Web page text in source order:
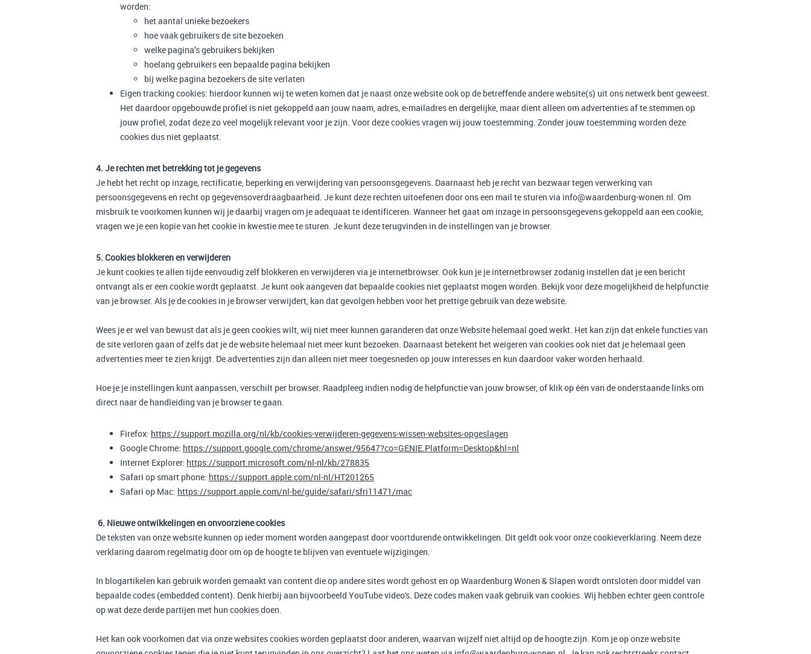
worden:
het aantal unieke bezoekers
hoe vaak gebruikers de site bezoeken
welke pagina’s gebruikers bekijken
hoelang gebruikers een bepaalde pagina bekijken
bij welke pagina bezoekers de site verlaten
Eigen tracking cookies: hierdoor kunnen wij te weten komen dat je naast onze website ook op de betreffende andere website(s) uit ons netwerk bent geweest.
Het daardoor opgebouwde profiel is niet gekoppeld aan jouw naam, adres, e-mailadres en dergelijke, maar dient alleen om advertenties af te stemmen op
jouw profiel, zodat deze zo veel mogelijk relevant voor je zijn. Voor deze cookies vragen wij jouw toestemming. Zonder jouw toestemming worden deze
cookies dus niet geplaatst.
4. Je rechten met betrekking tot je gegevens
Je hebt het recht op inzage, rectificatie, beperking en verwijdering van persoonsgegevens. Daarnaast heb je recht van bezwaar tegen verwerking van
persoonsgegevens en recht op gegevensoverdraagbaarheid. Je kunt deze rechten uitoefenen door ons een mail te sturen via info@waardenburg-wonen.nl. Om
misbruik te voorkomen kunnen wij je daarbij vragen om je adequaat te identificeren. Wanneer het gaat om inzage in persoonsgegevens gekoppeld aan een cookie,
vragen we je een kopie van het cookie in kwestie mee te sturen. Je kunt deze terugvinden in de instellingen van je browser.
5. Cookies blokkeren en verwijderen
Je kunt cookies te allen tijde eenvoudig zelf blokkeren en verwijderen via je internetbrowser. Ook kun je je internetbrowser zodanig instellen dat je een bericht
ontvangt als er een cookie wordt geplaatst. Je kunt ook aangeven dat bepaalde cookies niet geplaatst mogen worden. Bekijk voor deze mogelijkheid de helpfunctie
van je browser. Als je de cookies in je browser verwijdert, kan dat gevolgen hebben voor het prettige gebruik van deze website.
Wees je er wel van bewust dat als je geen cookies wilt, wij niet meer kunnen garanderen dat onze Website helemaal goed werkt. Het kan zijn dat enkele functies van
de site verloren gaan of zelfs dat je de website helemaal niet meer kunt bezoeken. Daarnaast betekent het weigeren van cookies ook niet dat je helemaal geen
advertenties meer te zien krijgt. De advertenties zijn dan alleen niet meer toegesneden op jouw interesses en kun daardoor vaker worden herhaald.
Hoe je je instellingen kunt aanpassen, verschilt per browser. Raadpleeg indien nodig de helpfunctie van jouw browser, of klik op één van de onderstaande links om
direct naar de handleiding van je browser te gaan.
Firefox: https://support.mozilla.org/nl/kb/cookies-verwijderen-gegevens-wissen-websites-opgeslagen
Google Chrome: https://support.google.com/chrome/answer/95647?co=GENIE.Platform=Desktop&hl=nl
Internet Explorer: https://support.microsoft.com/nl-nl/kb/278835
Safari op smart phone: https://support.apple.com/nl-nl/HT201265
Safari op Mac: https://support.apple.com/nl-be/guide/safari/sfri11471/mac
6. Nieuwe ontwikkelingen en onvoorziene cookies
De teksten van onze website kunnen op ieder moment worden aangepast door voortdurende ontwikkelingen. Dit geldt ook voor onze cookieverklaring. Neem deze
verklaring daarom regelmatig door om op de hoogte te blijven van eventuele wijzigingen.
In blogartikelen kan gebruik worden gemaakt van content die op andere sites wordt gehost en op Waardenburg Wonen & Slapen wordt ontsloten door middel van
bepaalde codes (embedded content). Denk hierbij aan bijvoorbeeld YouTube video's. Deze codes maken vaak gebruik van cookies. Wij hebben echter geen controle
op wat deze derde partijen met hun cookies doen.
Het kan ook voorkomen dat via onze websites cookies worden geplaatst door anderen, waarvan wijzelf niet altijd op de hoogte zijn. Kom je op onze website